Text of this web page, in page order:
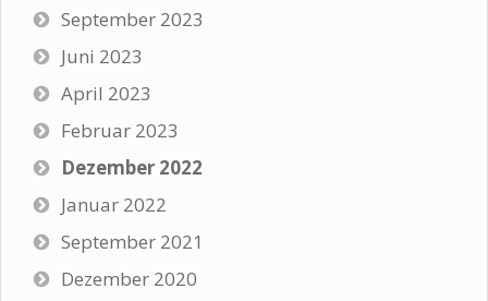
September 2023
Juni 2023
April 2023
Februar 2023
Dezember 2022
Januar 2022
September 2021
Dezember 2020